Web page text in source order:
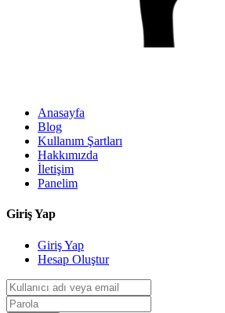
Anasayfa
Blog
Kullanım Şartları
Hakkımızda
İletişim
Panelim
Giriş Yap
Giriş Yap
Hesap Oluştur